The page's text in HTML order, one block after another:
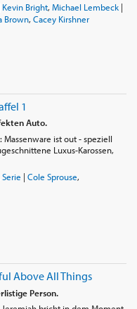
Kevin Bright, Michael Lembeck|
Brown, Cacey Kirshner
1
Auto.
Massenware ist out - speziell
Luxus-Karossen,
Serie | Cole Sprouse,
Above All Things
Person.